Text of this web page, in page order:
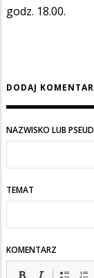
godz. 18.00.
DODAJ
NAZWISKO LUB
TEMAT
KOMENTARZ